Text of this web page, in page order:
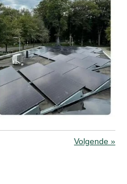
Volgende »